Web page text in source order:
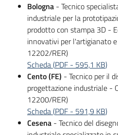
Bologna - Tecnico
industriale per la
prodotto con stampa 3D -
innovativi per l'artigianato
12202/RER)
Scheda(PDF - 595,1 KB)
Cento (FE) - Tecnico per il
progettazione industriale -
12200/RER)
Scheda(PDF - 591,9 KB)
Cesena - Tecnico del